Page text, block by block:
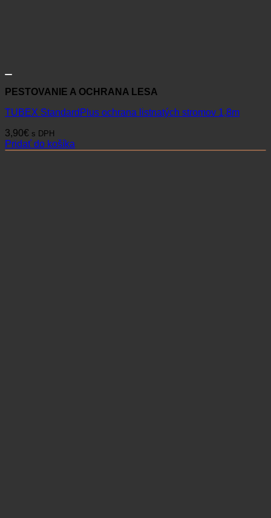
PESTOVANIE A OCHRANA LESA
TUBEX StandardPlus ochrana listnatých stromov 1,8m
3,90€ s DPH
Pridať do košíka